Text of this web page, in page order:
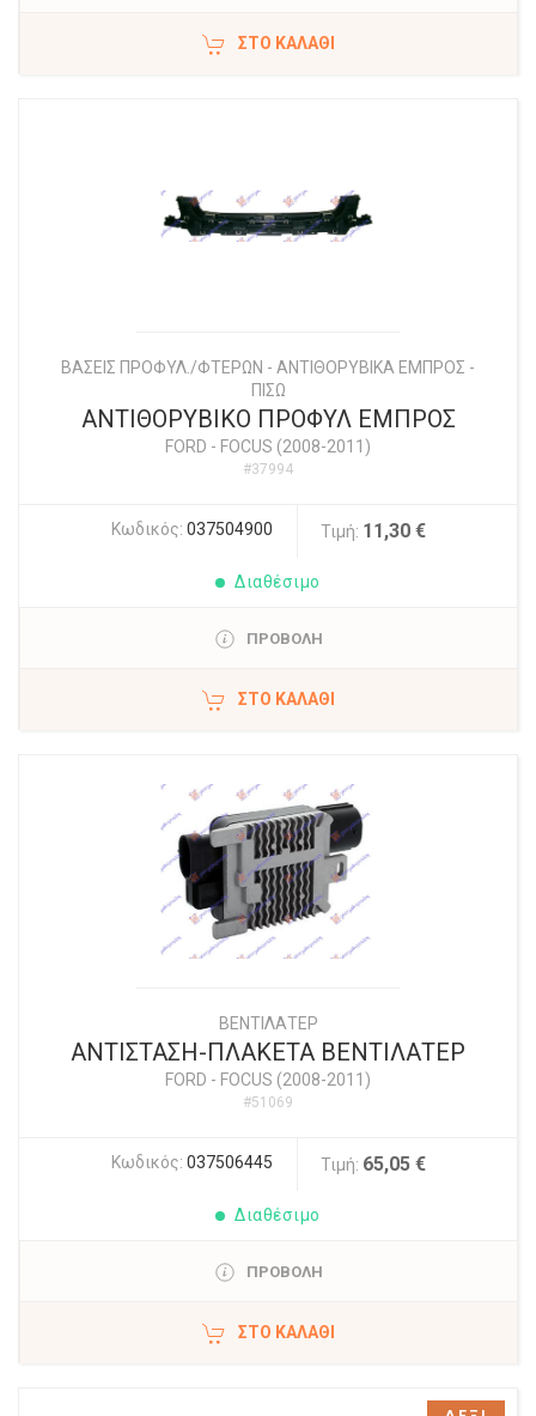
ΣΤΟ ΚΑΛΆΘΙ
ΒΑΣΕΙΣ ΠΡΟΦΥΛ./ΦΤΕΡΩΝ - ΑΝΤΙΘΟΡΥΒΙΚΑ ΕΜΠΡΟΣ -
ΠΙΣΩ
ΑΝΤΙΘΟΡΥΒΙΚΟ ΠΡΟΦΥΛ ΕΜΠΡΟΣ
FORD - FOCUS (2008-2011)
#37994
Κωδικός: 037504900 Τιμή: 11,30 €
Διαθέσιμο
ΠΡΟΒΟΛΗ
ΣΤΟ ΚΑΛΆΘΙ
ΒΕΝΤΙΛΑΤΕΡ
ΑΝΤΙΣΤΑΣΗ-ΠΛΑΚΕΤΑ ΒΕΝΤΙΛΑΤΕΡ
FORD - FOCUS (2008-2011)
#51069
Κωδικός: 037506445 Τιμή: 65,05 €
Διαθέσιμο
ΠΡΟΒΟΛΗ
ΣΤΟ ΚΑΛΆΘΙ